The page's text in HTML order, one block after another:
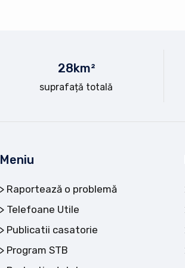
28km²
suprafață totală
Meniu
Raportează o problemă
Telefoane Utile
Publicatii casatorie
Program STB